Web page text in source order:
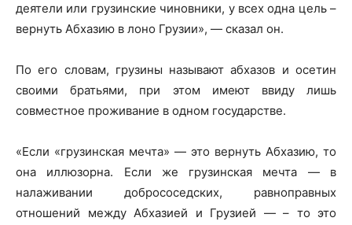
деятели или грузинские чиновники, у всех одна цель –
вернуть Абхазию в лоно Грузии», — сказал он.
По его словам, грузины называют абхазов и осетин
своими братьями, при этом имеют ввиду лишь
совместное проживание в одном государстве.
«Если «грузинская мечта» — это вернуть Абхазию, то
она иллюзорна. Если же грузинская мечта — в
налаживании добрососедских, равноправных
отношений между Абхазией и Грузией — – то это